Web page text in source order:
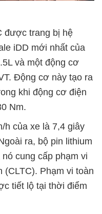
được trang bị hệ
iDD mới nhất của
và một động cơ
Động cơ này tạo ra
khi động cơ điện
Nm.
h của xe là 7,4 giây
ra, bộ pin lithium
cung cấp phạm vi
(CLTC). Phạm vi toàn
tiết lộ tại thời điểm